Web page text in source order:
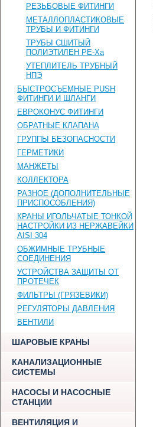
РЕЗЬБОВЫЕ ФИТИНГИ
МЕТАЛЛОПЛАСТИКОВЫЕ
ТРУБЫ И ФИТИНГИ
ТРУБЫ СШИТЫЙ
ПОЛИЭТИЛЕН PE-Xa
УТЕПЛИТЕЛЬ ТРУБНЫЙ
НПЭ
БЫСТРОСЪЕМНЫЕ PUSH
ФИТИНГИ И ШЛАНГИ
ЕВРОКОНУС ФИТИНГИ
ОБРАТНЫЕ КЛАПАНА
ГРУППЫ БЕЗОПАСНОСТИ
ГЕРМЕТИКИ
МАНЖЕТЫ
КОЛЛЕКТОРА
РАЗНОЕ (ДОПОЛНИТЕЛЬНЫЕ
ПРИСПОСОБЛЕНИЯ)
КРАНЫ ИГОЛЬЧАТЫЕ ТОНКОЙ
НАСТРОЙКИ ИЗ НЕРЖАВЕЙКИ
AISI 304
ОБЖИМНЫЕ ТРУБНЫЕ
СОЕДИНЕНИЯ
УСТРОЙСТВА ЗАЩИТЫ ОТ
ПРОТЕЧЕК
ФИЛЬТРЫ (ГРЯЗЕВИКИ)
РЕГУЛЯТОРЫ ДАВЛЕНИЯ
ВЕНТИЛИ
ШАРОВЫЕ КРАНЫ
КАНАЛИЗАЦИОННЫЕ
СИСТЕМЫ
НАСОСЫ И НАСОСНЫЕ
СТАНЦИИ
ВЕНТИЛЯЦИЯ И